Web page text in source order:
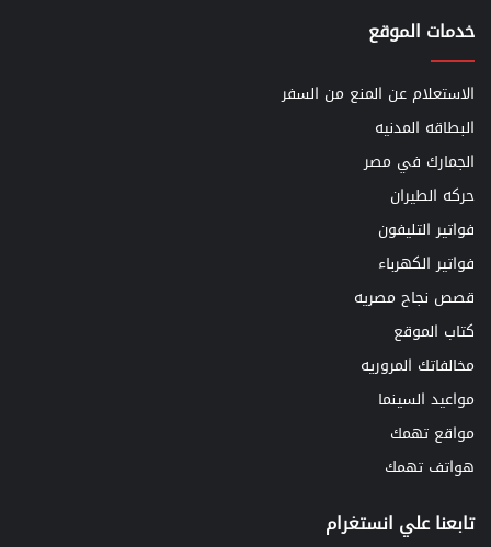
خدمات الموقع
الاستعلام عن المنع من السفر
البطاقه المدنيه
الجمارك في مصر
حركه الطيران
فواتير التليفون
فواتير الكهرباء
قصص نجاح مصريه
كتاب الموقع
مخالفاتك المروريه
مواعيد السينما
مواقع تهمك
هواتف تهمك
تابعنا علي انستغرام